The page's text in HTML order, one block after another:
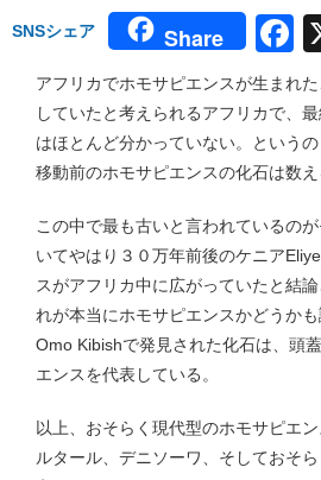
SNSシェア Share
アフリカでホモサピエンスが生まれ
していたと考えられるアフリカで、
はほとんど分かっていない。という
移動前のホモサピエンスの化石は数え
この中で最も古いと言われているの
いてやはり３０万年前後のケニア
スがアフリカ中に広がっていたと結
れが本当にホモサピエンスかどうか
Omo Kibishで発見された化石は、頭
エンスを代表している。
以上、おそらく現代型のホモサピエ
ルタール、デニソーワ、そしておそ